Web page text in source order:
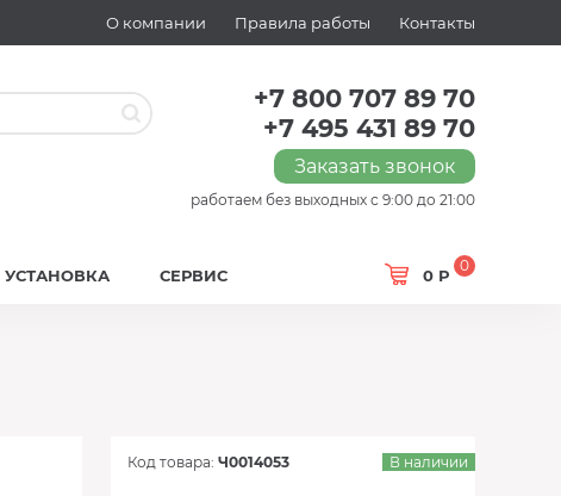
О компании Правила работы Контакты
+7 800 707 89 70
+7 495 431 89 70
Заказать звонок
работаем без выходных с 9:00 до 21:00
0 Р
0
УСТАНОВКА СЕРВИС
Код товара: Ч0014053 В наличии